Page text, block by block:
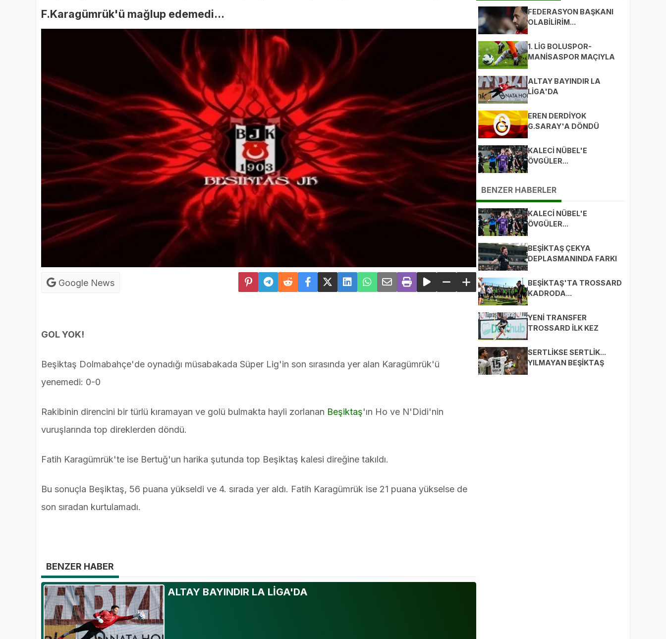
F.Karagümrük'ü mağlup edemedi...
Google News
GOL YOK!
Beşiktaş Dolmabahçe'de oynadığı müsabakada Süper Lig'in son sırasında yer alan Karagümrük'ü
yenemedi: 0-0
Rakibinin direncini bir türlü kıramayan ve golü bulmakta hayli zorlanan Beşiktaş'ın Ho ve N'Didi'nin
vuruşlarında top direklerden döndü.
Fatih Karagümrük'te ise Bertuğ'un harika şutunda top Beşiktaş kalesi direğine takıldı.
Bu sonuçla Beşiktaş, 56 puana yükseldi ve 4. sırada yer aldı. Fatih Karagümrük ise 21 puana yükselse de
son sıradan kurtulamadı.
BENZER HABER
ALTAY BAYINDIR LA LİGA'DA
FEDERASYON BAŞKANI
OLABİLİRİM...
1. LİG BOLUSPOR-
MANİSASPOR MAÇIYLA
ALTAY BAYINDIR LA
LİGA'DA
EREN DERDİYOK
G.SARAY'A DÖNDÜ
KALECİ NÜBEL'E
ÖVGÜLER...
BENZER HABERLER
KALECİ NÜBEL'E
ÖVGÜLER...
BEŞİKTAŞ ÇEKYA
DEPLASMANINDA FARKI
BEŞİKTAŞ'TA TROSSARD
KADRODA...
YENİ TRANSFER
TROSSARD İLK KEZ
SERTLİKSE SERTLİK...
YILMAYAN BEŞİKTAŞ